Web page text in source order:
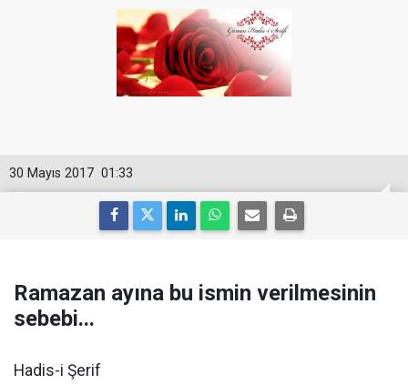
01:33
30 Mayıs 2017
Ramazan ayına bu ismin verilmesinin
sebebi...
Hadis-i Şerif